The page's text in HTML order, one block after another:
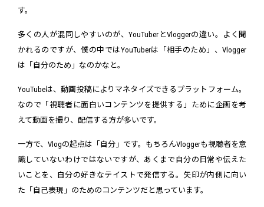
す。
多くの人が混同しやすいのが、YouTuberとVloggerの違い。よく聞
かれるのですが、僕の中ではYouTuberは「相手のため」、Vlogger
は「自分のため」なのかなと。
YouTubeは、動画投稿によりマネタイズできるプラットフォーム。
なので「視聴者に面白いコンテンツを提供する」ために企画を考
えて動画を撮り、配信する方が多いです。
一方で、Vlogの起点は「自分」です。もちろんVloggerも視聴者を意
識していないわけではないですが、あくまで自分の日常や伝えた
いことを、自分の好きなテイストで発信する。矢印が内側に向い
た「自己表現」のためのコンテンツだと思っています。